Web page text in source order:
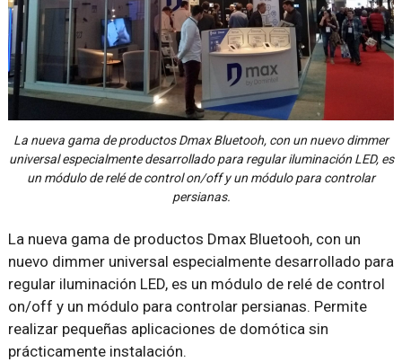
La nueva gama de productos Dmax Bluetooh, con un nuevo dimmer
universal especialmente desarrollado para regular iluminación LED, es
un módulo de relé de control on/off y un módulo para controlar
persianas.
La nueva gama de productos Dmax Bluetooh, con un
nuevo dimmer universal especialmente desarrollado para
regular iluminación LED, es un módulo de relé de control
on/off y un módulo para controlar persianas. Permite
realizar pequeñas aplicaciones de domótica sin
prácticamente instalación.